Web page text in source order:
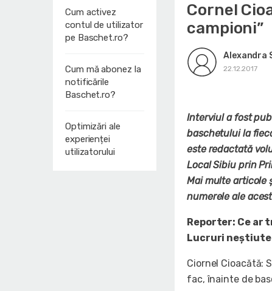
Cum activez
contul de utilizator
pe Baschet.ro?
Cum mă abonez la
notificările
Baschet.ro?
Optimizări ale
experienței
utilizatorului
Cornel
campioni”
Alexandra
22.12.2017
Interviul a fost
baschetului la
este redactată
Local Sibiu prin
Mai multe articole
numerele ale
Reporter: Ce ar
Lucruri neştiute
Ciornel Cioacătă:
fac, înainte de